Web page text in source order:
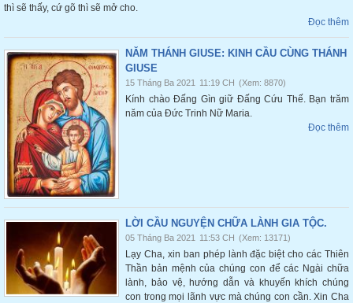
thì sẽ thấy, cứ gõ thì sẽ mở cho.
Đọc thêm
NĂM THÁNH GIUSE: KINH CẦU CÙNG THÁNH
GIUSE
15 Tháng Ba 2021 11:19 CH (Xem: 8870)
Kính chào Đấng Gìn giữ Đấng Cứu Thế. Bạn trăm
năm của Đức Trinh Nữ Maria.
Đọc thêm
LỜI CẦU NGUYỆN CHỮA LÀNH GIA TỘC.
05 Tháng Ba 2021 11:53 CH (Xem: 13171)
Lạy Cha, xin ban phép lành đặc biệt cho các Thiên
Thần bản mệnh của chúng con để các Ngài chữa
lành, bảo vệ, hướng dẫn và khuyến khích chúng
con trong mọi lãnh vực mà chúng con cần. Xin Cha